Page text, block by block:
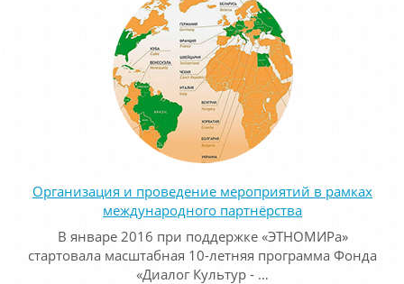
Организация и проведение мероприятий в рамках
международного партнёрства
В январе 2016 при поддержке «ЭТНОМИРа»
стартовала масштабная 10-летняя программа Фонда
«Диалог Культур - …